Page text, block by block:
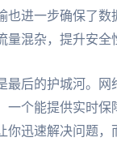
也进一步确保了数
量混杂，提升安全
最后的护城河。网
一个能提供实时保
你迅速解决问题，